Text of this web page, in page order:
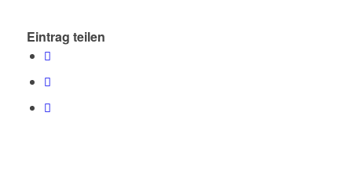
Eintrag teilen